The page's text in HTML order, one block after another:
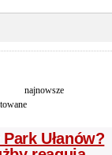
najnowsze
Ułanów?